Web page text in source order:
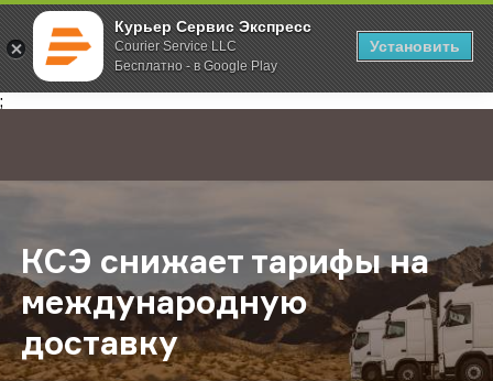
Курьер Сервис Экспресс
Courier Service LLC
Бесплатно - в Google Play
Установить
;
Главная О компании Новости КСЭ снижает тарифы на
КСЭ снижает тарифы на
международную
доставку